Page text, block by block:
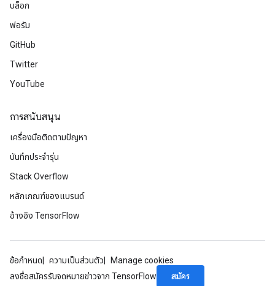
บล็อก
ฟอรัม
GitHub
Twitter
YouTube
การสนับสนุน
เครื่องมือติดตามปัญหา
บันทึกประจำรุ่น
Stack Overflow
หลักเกณฑ์ของแบรนด์
อ้างอิง TensorFlow
ข้อกำหนด ความเป็นส่วนตัว
Manage cookies
ลงชื่อสมัครรับจดหมายข่าวจาก TensorFlow
สมัคร